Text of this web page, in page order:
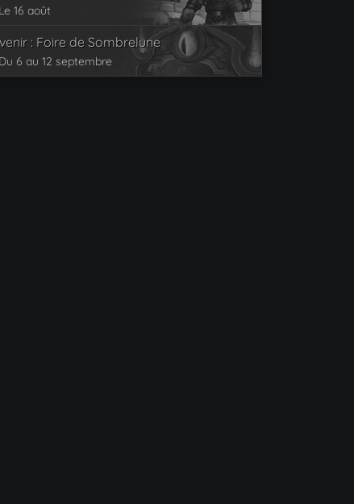
Le 16 août
: Foire de Sombrelune
Du 6 au 12 septembre